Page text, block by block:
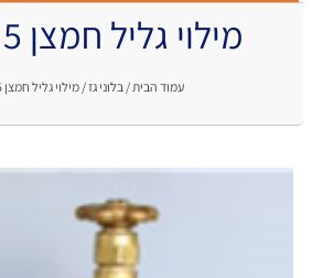
מילוי גליל חמצן 5 ליטר
עמוד הבית / בלוני גז/ מילוי גליל חמצן 5 ליטר